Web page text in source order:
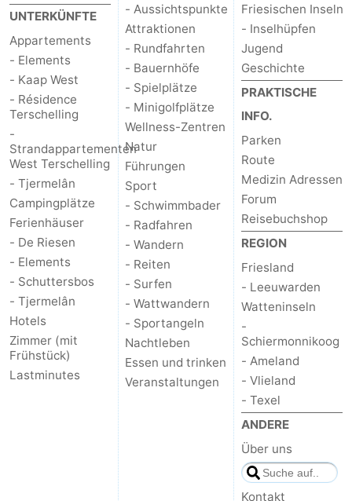
UNTERKÜNFTE
Appartements
- Elements
- Kaap West
- Résidence
Terschelling
-
Strandappartementen
West Terschelling
- Tjermelân
Campingplätze
Ferienhäuser
- De Riesen
- Elements
- Schuttersbos
- Tjermelân
Hotels
Zimmer (mit
Frühstück)
Lastminutes
- Aussichtspunkte
Attraktionen
- Rundfahrten
- Bauernhöfe
- Spielplätze
- Minigolfplätze
Wellness-Zentren
Natur
Führungen
Sport
- Schwimmbader
- Radfahren
- Wandern
- Reiten
- Surfen
- Wattwandern
- Sportangeln
Nachtleben
Essen und trinken
Veranstaltungen
Friesischen Inseln
- Inselhüpfen
Jugend
Geschichte
PRAKTISCHE
INFO.
Parken
Route
Medizin Adressen
Forum
Reisebuchshop
REGION
Friesland
- Leeuwarden
Watteninseln
-
Schiermonnikoog
- Ameland
- Vlieland
- Texel
ANDERE
Über uns
Kontakt